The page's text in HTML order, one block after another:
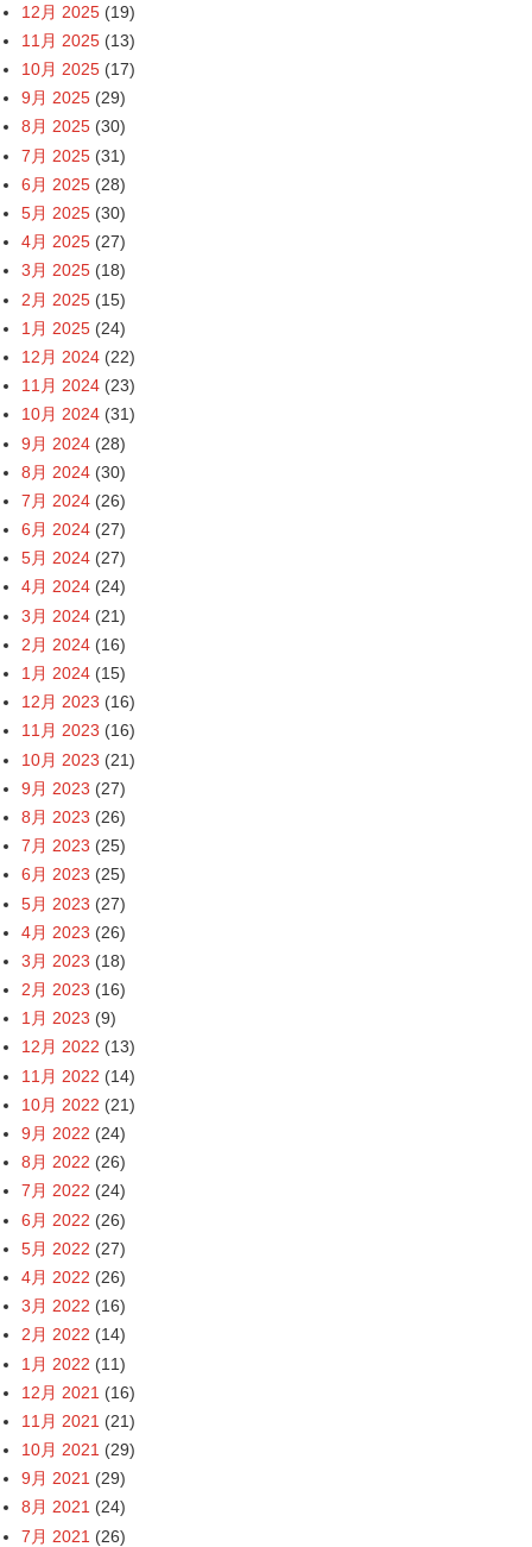
12月 2025 (19)
11月 2025 (13)
10月 2025 (17)
9月 2025 (29)
8月 2025 (30)
7月 2025 (31)
6月 2025 (28)
5月 2025 (30)
4月 2025 (27)
3月 2025 (18)
2月 2025 (15)
1月 2025 (24)
12月 2024 (22)
11月 2024 (23)
10月 2024 (31)
9月 2024 (28)
8月 2024 (30)
7月 2024 (26)
6月 2024 (27)
5月 2024 (27)
4月 2024 (24)
3月 2024 (21)
2月 2024 (16)
1月 2024 (15)
12月 2023 (16)
11月 2023 (16)
10月 2023 (21)
9月 2023 (27)
8月 2023 (26)
7月 2023 (25)
6月 2023 (25)
5月 2023 (27)
4月 2023 (26)
3月 2023 (18)
2月 2023 (16)
1月 2023 (9)
12月 2022 (13)
11月 2022 (14)
10月 2022 (21)
9月 2022 (24)
8月 2022 (26)
7月 2022 (24)
6月 2022 (26)
5月 2022 (27)
4月 2022 (26)
3月 2022 (16)
2月 2022 (14)
1月 2022 (11)
12月 2021 (16)
11月 2021 (21)
10月 2021 (29)
9月 2021 (29)
8月 2021 (24)
7月 2021 (26)